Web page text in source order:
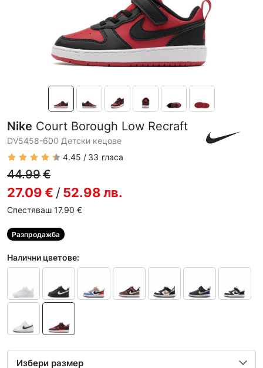
Nike Court Borough Low Recraft
DV5458-600 Детски кецове
4.45
33 гласа
44.99€
27.09€ /52.98лв.
Спестяваш 17.90 €
Разпродажба
Налични цветове: